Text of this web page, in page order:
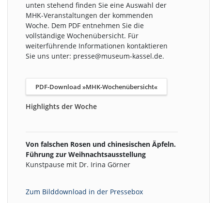
unten stehend finden Sie eine Auswahl der
MHK-Veranstaltungen der kommenden
Woche. Dem PDF entnehmen Sie die
vollständige Wochenübersicht. Für
weiterführende Informationen kontaktieren
Sie uns unter: presse@museum-kassel.de.
PDF-Download »MHK-Wochenübersicht«
Highlights der Woche
Von falschen Rosen und chinesischen Äpfeln.
Führung zur Weihnachtsausstellung
Kunstpause mit Dr. Irina Görner
Zum Bilddownload in der Pressebox